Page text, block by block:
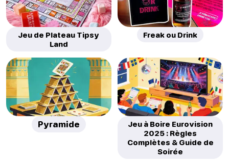
Jeu de Plateau Tipsy
Land
Freak ou Drink
Pyramide
Jeu à Boire Eurovision
2025 : Règles
Complètes & Guide de
Soirée